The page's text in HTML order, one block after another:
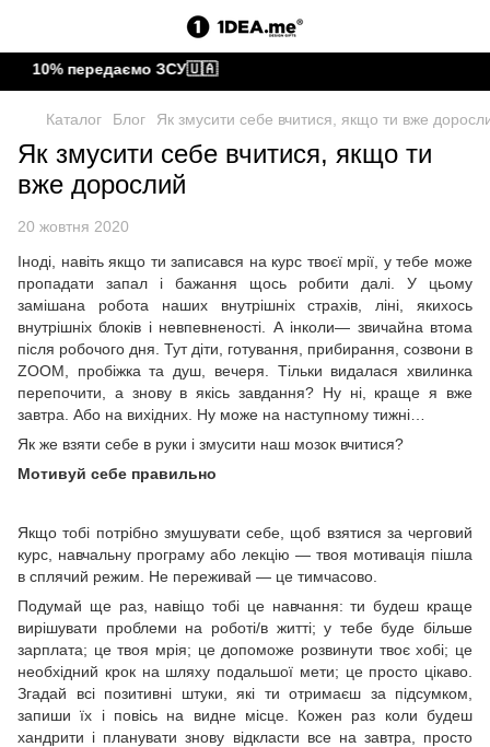
10% передаємо ЗСУ🇺🇦
Каталог Блог Як змусити себе вчитися, якщо ти вже
Як змусити себе вчитися, якщо ти
вже дорослий
20 жовтня 2020
Іноді, навіть якщо ти записався на курс твоєї мрії, у тебе може
пропадати запал і бажання щось робити далі. У цьому
замішана робота наших внутрішніх страхів, ліні, якихось
внутрішніх блоків і невпевненості. А інколи— звичайна втома
після робочого дня. Тут діти, готування, прибирання, созвони в
ZOOM, пробіжка та душ, вечеря. Тільки видалася хвилинка
перепочити, а знову в якісь завдання? Ну ні, краще я вже
завтра. Або на вихідних. Ну може на наступному тижні…
Як же взяти себе в руки і змусити наш мозок вчитися?
Мотивуй себе правильно
Якщо тобі потрібно змушувати себе, щоб взятися за черговий
курс, навчальну програму або лекцію — твоя мотивація пішла
в сплячий режим. Не переживай — це тимчасово.
Подумай ще раз, навіщо тобі це навчання: ти будеш краще
вирішувати проблеми на роботі/в житті; у тебе буде більше
зарплата; це твоя мрія; це допоможе розвинути твоє хобі; це
необхідний крок на шляху подальшої мети; це просто цікаво.
Згадай всі позитивні штуки, які ти отримаєш за підсумком,
запиши їх і повісь на видне місце. Кожен раз коли будеш
хандрити і планувати знову відкласти все на завтра, просто